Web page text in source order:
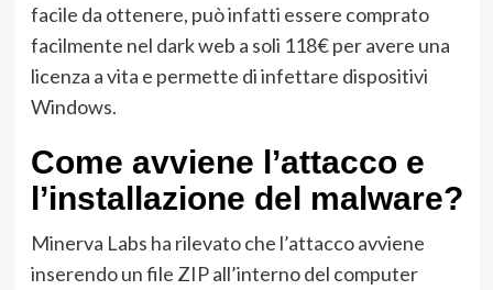
facile da ottenere, può infatti essere comprato
facilmente nel dark web a soli 118€ per avere una
licenza a vita e permette di infettare dispositivi
Windows.
Come avviene l’attacco e
l’installazione del malware?
Minerva Labs ha rilevato che l’attacco avviene
inserendo un file ZIP all’interno del computer